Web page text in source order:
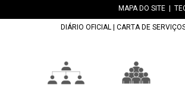
MAPA DO SITE
DIÁRIO OFICIAL CARTA DE